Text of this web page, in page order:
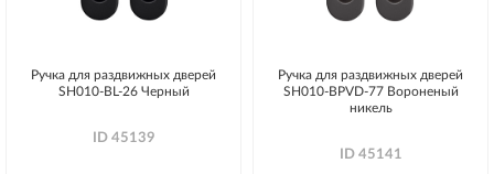
Ручка для раздвижных дверей
SH010-BL-26 Черный
ID 45139
Ручка для раздвижных дверей
SH010-BPVD-77 Вороненый
никель
ID 45141